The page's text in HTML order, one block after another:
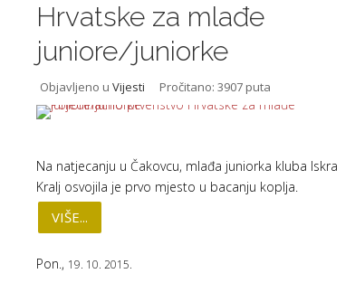
Hrvatske za mlađe
juniore/juniorke
Objavljeno uVijesti Pročitano: 3907 puta
Na natjecanju u Čakovcu, mlađa juniorka kluba Iskra
Kralj osvojila je prvo mjesto u bacanju koplja.
VIŠE...
Pon., 19. 10. 2015.